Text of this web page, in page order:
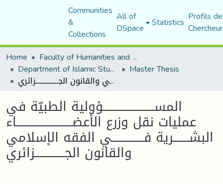
Communities
&
Collections
All of
DSpace Statistics Profils
Home
Faculty of Humanities and Social Sciences
Department of Islamic Studies Master Thesis
المســــــــــــــــــــــــــؤولية الطبيّة في عمليات نقل وزرع الأعضــــــــــــــــــــــــــــاء البشــــــــرية فــــــــــــــــي الفقه الإسلامي والقانون الجـــــــــــــــزائري
المســــــــــــــــــــــــــؤولية الطبيّة في
عمليات نقل وزرع الأعضــــــــــــــــــــــــــــاء
البشــــــــرية فــــــــــــــــي الفقه الإسلامي
والقانون الجـــــــــــــــزائري